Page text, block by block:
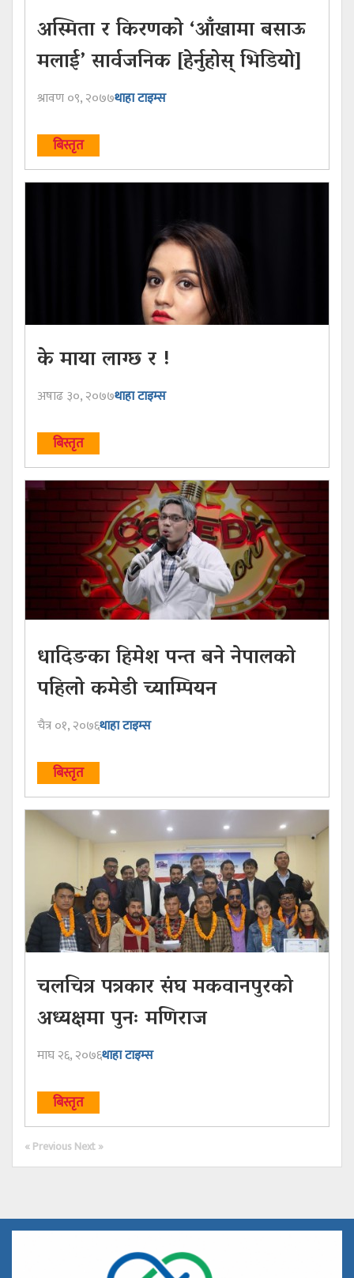
अस्मिता र किरणको ‘आँखामा बसाऊ
मलाई’ सार्वजनिक [हेर्नुहोस् भिडियो]
श्रावण ०९, २०७७थाहा टाइम्स
बिस्तृत
के माया लाग्छ र !
अषाढ ३०, २०७७थाहा टाइम्स
बिस्तृत
धादिङका हिमेश पन्त बने नेपालको
पहिलो कमेडी च्याम्पियन
चैत्र ०१, २०७६थाहा टाइम्स
बिस्तृत
चलचित्र पत्रकार संघ मकवानपुरको
अध्यक्षमा पुनः मणिराज
माघ २६, २०७६थाहा टाइम्स
बिस्तृत
« PreviousNext »